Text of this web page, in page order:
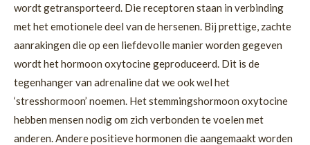
wordt getransporteerd. Die receptoren staan in verbinding
met het emotionele deel van de hersenen. Bij prettige, zachte
aanrakingen die op een liefdevolle manier worden gegeven
wordt het hormoon oxytocine geproduceerd. Dit is de
tegenhanger van adrenaline dat we ook wel het
‘stresshormoon’ noemen. Het stemmingshormoon oxytocine
hebben mensen nodig om zich verbonden te voelen met
anderen. Andere positieve hormonen die aangemaakt worden